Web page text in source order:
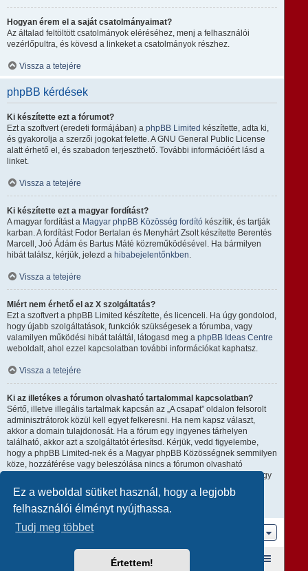
Ez a weboldal sütiket használ, hogy a legjobb
felhasználói élményt nyújthassa.
Tudj meg többet
Értettem!
Hogyan érem el a saját csatolmányaimat?
Az általad feltöltött csatolmányok eléréséhez, menj a felhasználói
vezérlőpultra, és kövesd a linkeket a csatolmányok részhez.
Vissza a tetejére
phpBB kérdések
Ki készítette ezt a fórumot?
Ezt a szoftvert (eredeti formájában) a phpBB Limited készítette, adta ki,
és gyakorolja a szerzői jogokat felette. A GNU General Public License
alatt érhető el, és szabadon terjeszthető. További információért lásd a
linket.
Vissza a tetejére
Ki készítette ezt a magyar fordítást?
A magyar fordítást a Magyar phpBB Közösség fordító készítik, és tartják
karban. A fordítást Fodor Bertalan és Menyhárt Zsolt készítette Berentés
Marcell, Joó Ádám és Bartus Máté közreműködésével. Ha bármilyen
hibát találsz, kérjük, jelezd a hibabejelentőnkben.
Vissza a tetejére
Miért nem érhető el az X szolgáltatás?
Ezt a szoftvert a phpBB Limited készítette, és licenceli. Ha úgy gondolod,
hogy újabb szolgáltatások, funkciók szükségesek a fórumba, vagy
valamilyen működési hibát találtál, látogasd meg a phpBB Ideas Centre
weboldalt, ahol ezzel kapcsolatban további információkat kaphatsz.
Vissza a tetejére
Ki az illetékes a fórumon olvasható tartalommal kapcsolatban?
Sértő, illetve illegális tartalmak kapcsán az „A csapat” oldalon felsorolt
adminisztrátorok közül kell egyet felkeresni. Ha nem kapsz választ,
akkor a domain tulajdonosát. Ha a fórum egy ingyenes tárhelyen
található, akkor azt a szolgáltatót értesítsd. Kérjük, vedd figyelembe,
hogy a phpBB Limited-nek és a Magyar phpBB Közösségnek semmilyen
köze, hozzáférése vagy beleszólása nincs a fórumon olvasható
tartalomhoz, ezért nem tehető semmilyen módon felelőssé amiatt, hogy
ki mire használja ezt a fórumot.
Vissza a tetejére